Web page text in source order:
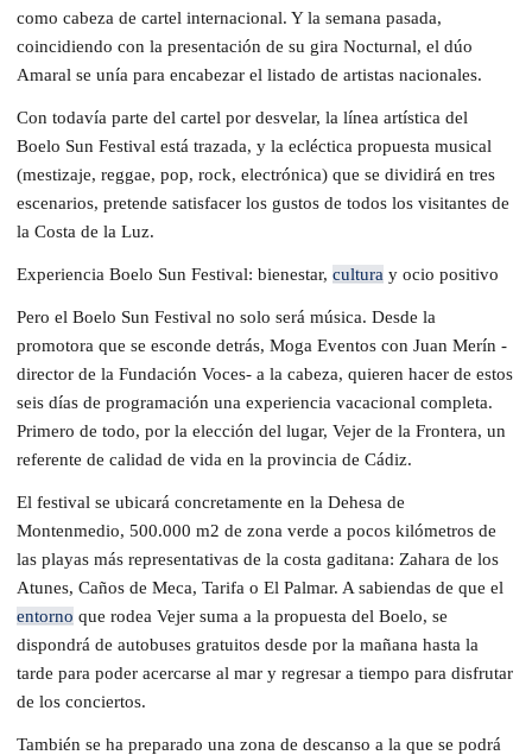
como cabeza de cartel internacional. Y la semana pasada,
coincidiendo con la presentación de su gira Nocturnal, el dúo
Amaral se unía para encabezar el listado de artistas nacionales.
Con todavía parte del cartel por desvelar, la línea artística del
Boelo Sun Festival está trazada, y la ecléctica propuesta musical
(mestizaje, reggae, pop, rock, electrónica) que se dividirá en tres
escenarios, pretende satisfacer los gustos de todos los visitantes de
la Costa de la Luz.
Experiencia Boelo Sun Festival: bienestar, cultura y ocio positivo
Pero el Boelo Sun Festival no solo será música. Desde la
promotora que se esconde detrás, Moga Eventos con Juan Merín -
director de la Fundación Voces- a la cabeza, quieren hacer de estos
seis días de programación una experiencia vacacional completa.
Primero de todo, por la elección del lugar, Vejer de la Frontera, un
referente de calidad de vida en la provincia de Cádiz.
El festival se ubicará concretamente en la Dehesa de
Montenmedio, 500.000 m2 de zona verde a pocos kilómetros de
las playas más representativas de la costa gaditana: Zahara de los
Atunes, Caños de Meca, Tarifa o El Palmar. A sabiendas de que el
entorno que rodea Vejer suma a la propuesta del Boelo, se
dispondrá de autobuses gratuitos desde por la mañana hasta la
tarde para poder acercarse al mar y regresar a tiempo para disfrutar
de los conciertos.
También se ha preparado una zona de descanso a la que se podrá